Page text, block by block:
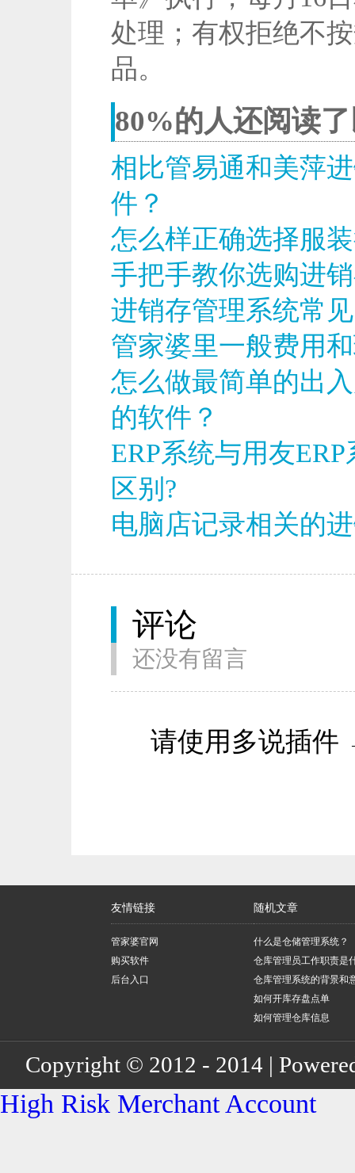
处理；有权拒绝不
品。
80%的人还阅读
相比管易通和美萍
件？
怎么样正确选择服
手把手教你选购进
进销存管理系统常
管家婆里一般费用
怎么做最简单的出
的软件？
ERP系统与用友
区别?
电脑店记录相关的
评论
还没有留言
请使用多说插
友情链接
管家婆官网
购买软件
后台入口
随机文章
什么是仓储管理系统？
仓库管理员工作职责是
仓库管理系统的背景和
如何开库存盘点单
如何管理仓库信息
Copyright © 2012 - 2014 |
High Risk Merchant Account